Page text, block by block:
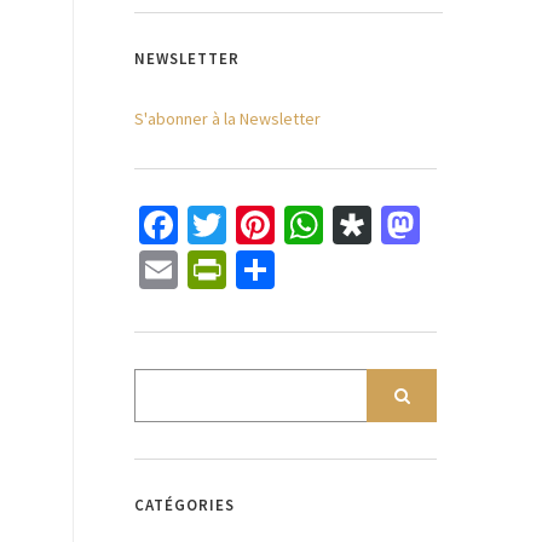
NEWSLETTER
S'abonner à la Newsletter
Facebook
Twitter
Pinterest
WhatsApp
Diaspora
EmailPrintFriendly
CATÉGORIES